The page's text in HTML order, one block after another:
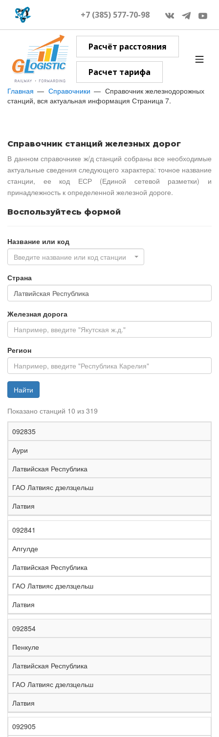
+7 (385) 577-70-98
Расчёт расстояния
Расчет тарифа
Главная Справочники
Справочник железнодорожных
станций, вся актуальная информация Страница 7.
Справочник станций железных дорог
В данном справочнике ж/д станций собраны все необходимые
актуальные сведения следующего характера: точное название
станции, ее код ЕСР (Единой сетевой разметки) и
принадлежность к определенной железной дороге.
Воспользуйтесь формой
Название или код
Введите название или код станции
Страна
Железная дорога
Регион
Найти
Показано станций 10 из 319
К
о
д
Н
а
з
в
а
н
и
е
т
а
н
а
е
е
з
н
а
я
о
о
а
е
и
н
092835
Аури
Латвийская Республика
ГАО Латвияс дзелзцельш
Латвия
092841
Апгулде
Латвийская Республика
ГАО Латвияс дзелзцельш
Латвия
092854
Пенкуле
Латвийская Республика
ГАО Латвияс дзелзцельш
Латвия
092905